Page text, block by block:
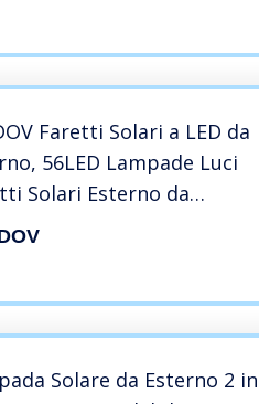
Faretti Solari a LED da
56LED Lampade Luci
Solari Esterno da
alta Luminosità, IP67
Solare da Esterno 2 in